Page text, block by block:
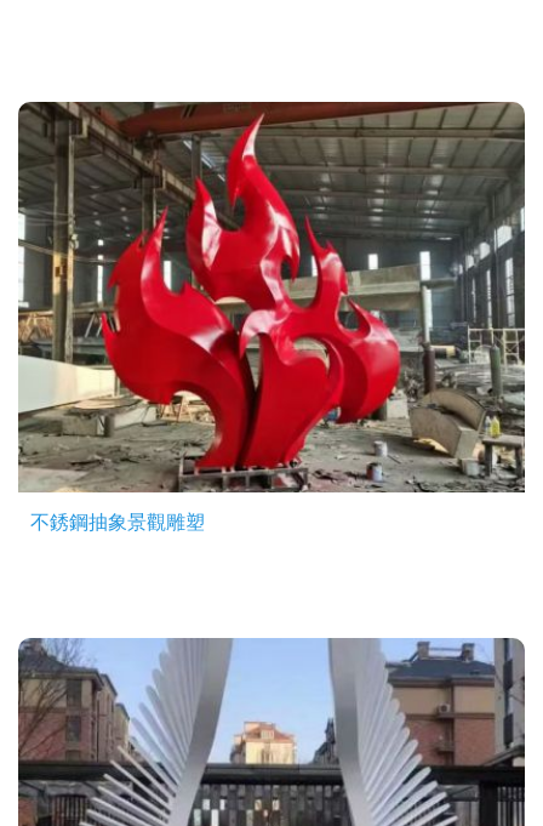
不銹鋼抽象景觀雕塑